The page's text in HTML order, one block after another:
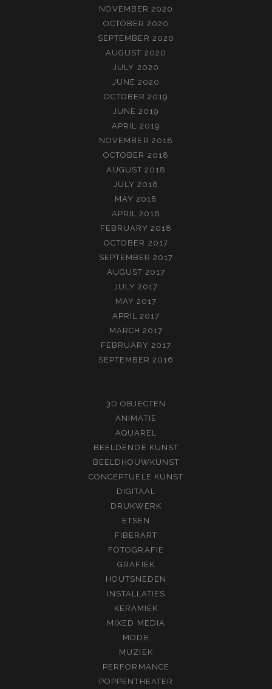
NOVEMBER 2020
OCTOBER 2020
SEPTEMBER 2020
AUGUST 2020
JULY 2020
JUNE 2020
OCTOBER 2019
JUNE 2019
APRIL 2019
NOVEMBER 2018
OCTOBER 2018
AUGUST 2018
JULY 2018
MAY 2018
APRIL 2018
FEBRUARY 2018
OCTOBER 2017
SEPTEMBER 2017
AUGUST 2017
JULY 2017
MAY 2017
APRIL 2017
MARCH 2017
FEBRUARY 2017
SEPTEMBER 2016
3D OBJECTEN
ANIMATIE
AQUAREL
BEELDENDE KUNST
BEELDHOUWKUNST
CONCEPTUELE KUNST
DIGITAAL
DRUKWERK
ETSEN
FIBERART
FOTOGRAFIE
GRAFIEK
HOUTSNEDEN
INSTALLATIES
KERAMIEK
MIXED MEDIA
MODE
MUZIEK
PERFORMANCE
POPPENTHEATER